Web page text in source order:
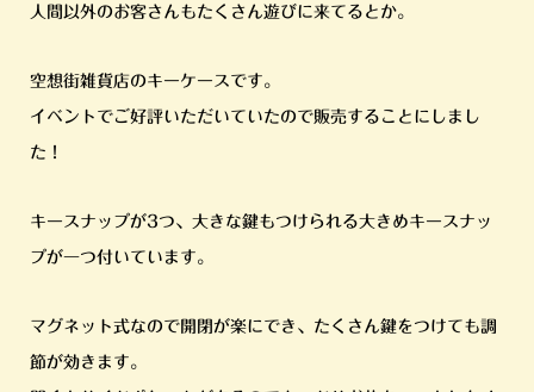
人間以外のお客さんもたくさん遊びに来てるとか。
空想街雑貨店のキーケースです。
イベントでご好評いただいていたので販売することにしまし
た！
キースナップが3つ、大きな鍵もつけられる大きめキースナッ
プが一つ付いています。
マグネット式なので開閉が楽にでき、たくさん鍵をつけても調
節が効きます。